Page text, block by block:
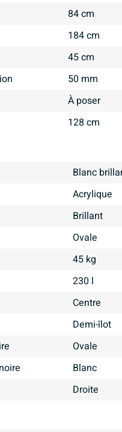
84 cm
184 cm
45 cm
50 mm
À poser
128 cm
Blanc
Acrylique
brillant
Ovale
45 kg
230 l
centre
demi-îlot
Ovale
Blanc
droite